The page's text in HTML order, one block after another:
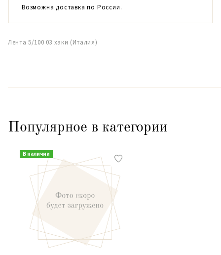
Возможна доставка по России.
Лента 5/100 03 хаки (Италия)
Популярное в категории
В наличии